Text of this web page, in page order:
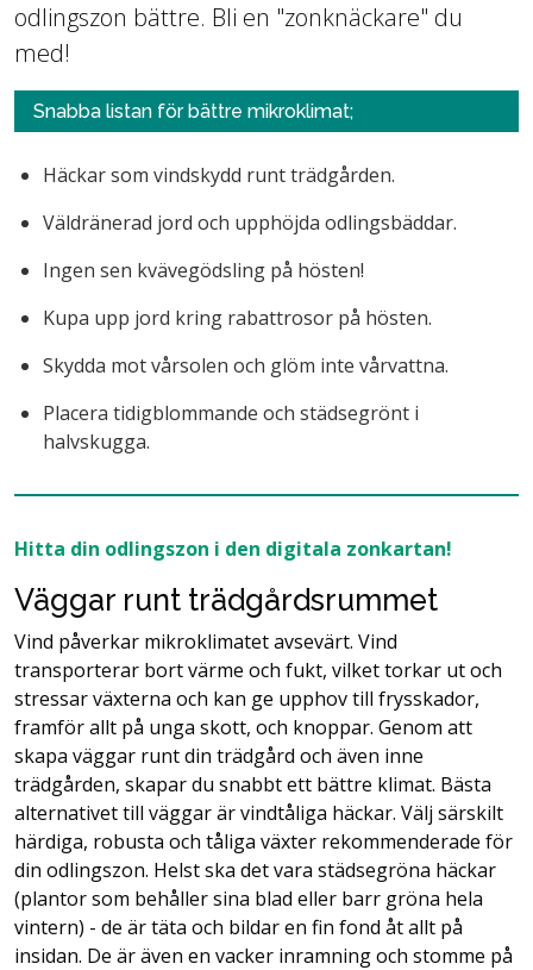
odlingszon bättre. Bli en "zonknäckare" du
med!
Snabba listan för bättre mikroklimat;
Häckar som vindskydd runt trädgården.
Väldränerad jord och upphöjda odlingsbäddar.
Ingen sen kvävegödsling på hösten!
Kupa upp jord kring rabattrosor på hösten.
Skydda mot vårsolen och glöm inte vårvattna.
Placera tidigblommande och städsegrönt i
halvskugga.
Hitta din odlingszon i den digitala zonkartan!
Väggar runt trädgårdsrummet
Vind påverkar mikroklimatet avsevärt. Vind
transporterar bort värme och fukt, vilket torkar ut och
stressar växterna och kan ge upphov till frysskador,
framför allt på unga skott, och knoppar. Genom att
skapa väggar runt din trädgård och även inne
trädgården, skapar du snabbt ett bättre klimat. Bästa
alternativet till väggar är vindtåliga häckar. Välj särskilt
härdiga, robusta och tåliga växter rekommenderade för
din odlingszon. Helst ska det vara städsegröna häckar
(plantor som behåller sina blad eller barr gröna hela
vintern) - de är täta och bildar en fin fond åt allt på
insidan. De är även en vacker inramning och stomme på